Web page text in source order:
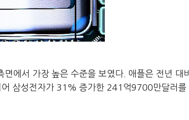
에서 가장 높은 수준을 보였다. 애플은 전년 대비
삼성전자가 31% 증가한 241억9700만달러를